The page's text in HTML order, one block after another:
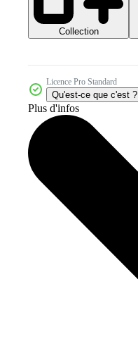
Collection
Licence Pro Standard
Qu'est-ce que c'est ?
Plus d'infos